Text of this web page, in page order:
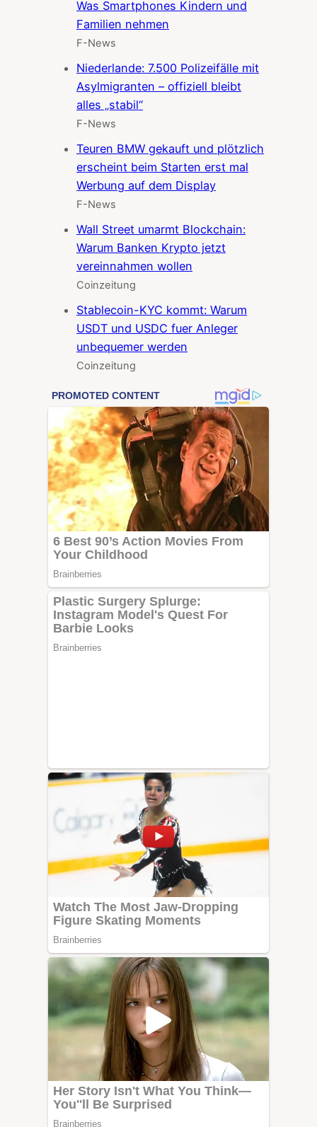
Was Smartphones Kindern und
Familien nehmen
F-News
Niederlande: 7.500 Polizeifälle mit
Asylmigranten – offiziell bleibt
alles „stabil“
F-News
Teuren BMW gekauft und plötzlich
erscheint beim Starten erst mal
Werbung auf dem Display
F-News
Wall Street umarmt Blockchain:
Warum Banken Krypto jetzt
vereinnahmen wollen
Coinzeitung
Stablecoin-KYC kommt: Warum
USDT und USDC fuer Anleger
unbequemer werden
Coinzeitung